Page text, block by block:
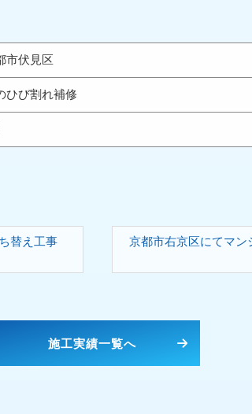
市伏見区
ひび割れ補修
替え工事
京都市右京区にてマン
施工実績一覧へ